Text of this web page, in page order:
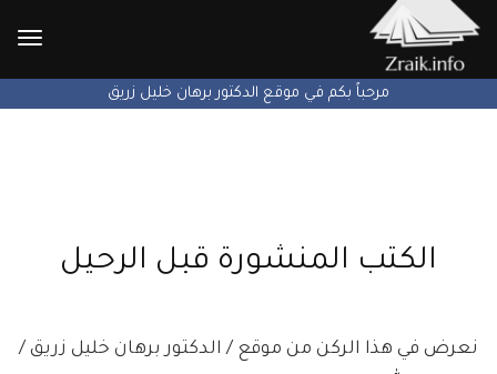
يتم الآن بعون الله تطوير الموقع ...
الكتب المنشورة قبل الرحيل
نعرض في هذا الركن من موقع / الدكتور برهان خليل زريق /